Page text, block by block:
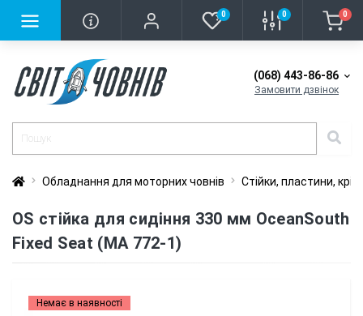
0 0 0
(068) 443-86-86
Замовити дзвінок
Обладнання для моторних човнів Стійки, пластини,
OS стійка для сидіння 330 мм OceanSouth
Fixed Seat (MA 772-1)
Немає в наявності